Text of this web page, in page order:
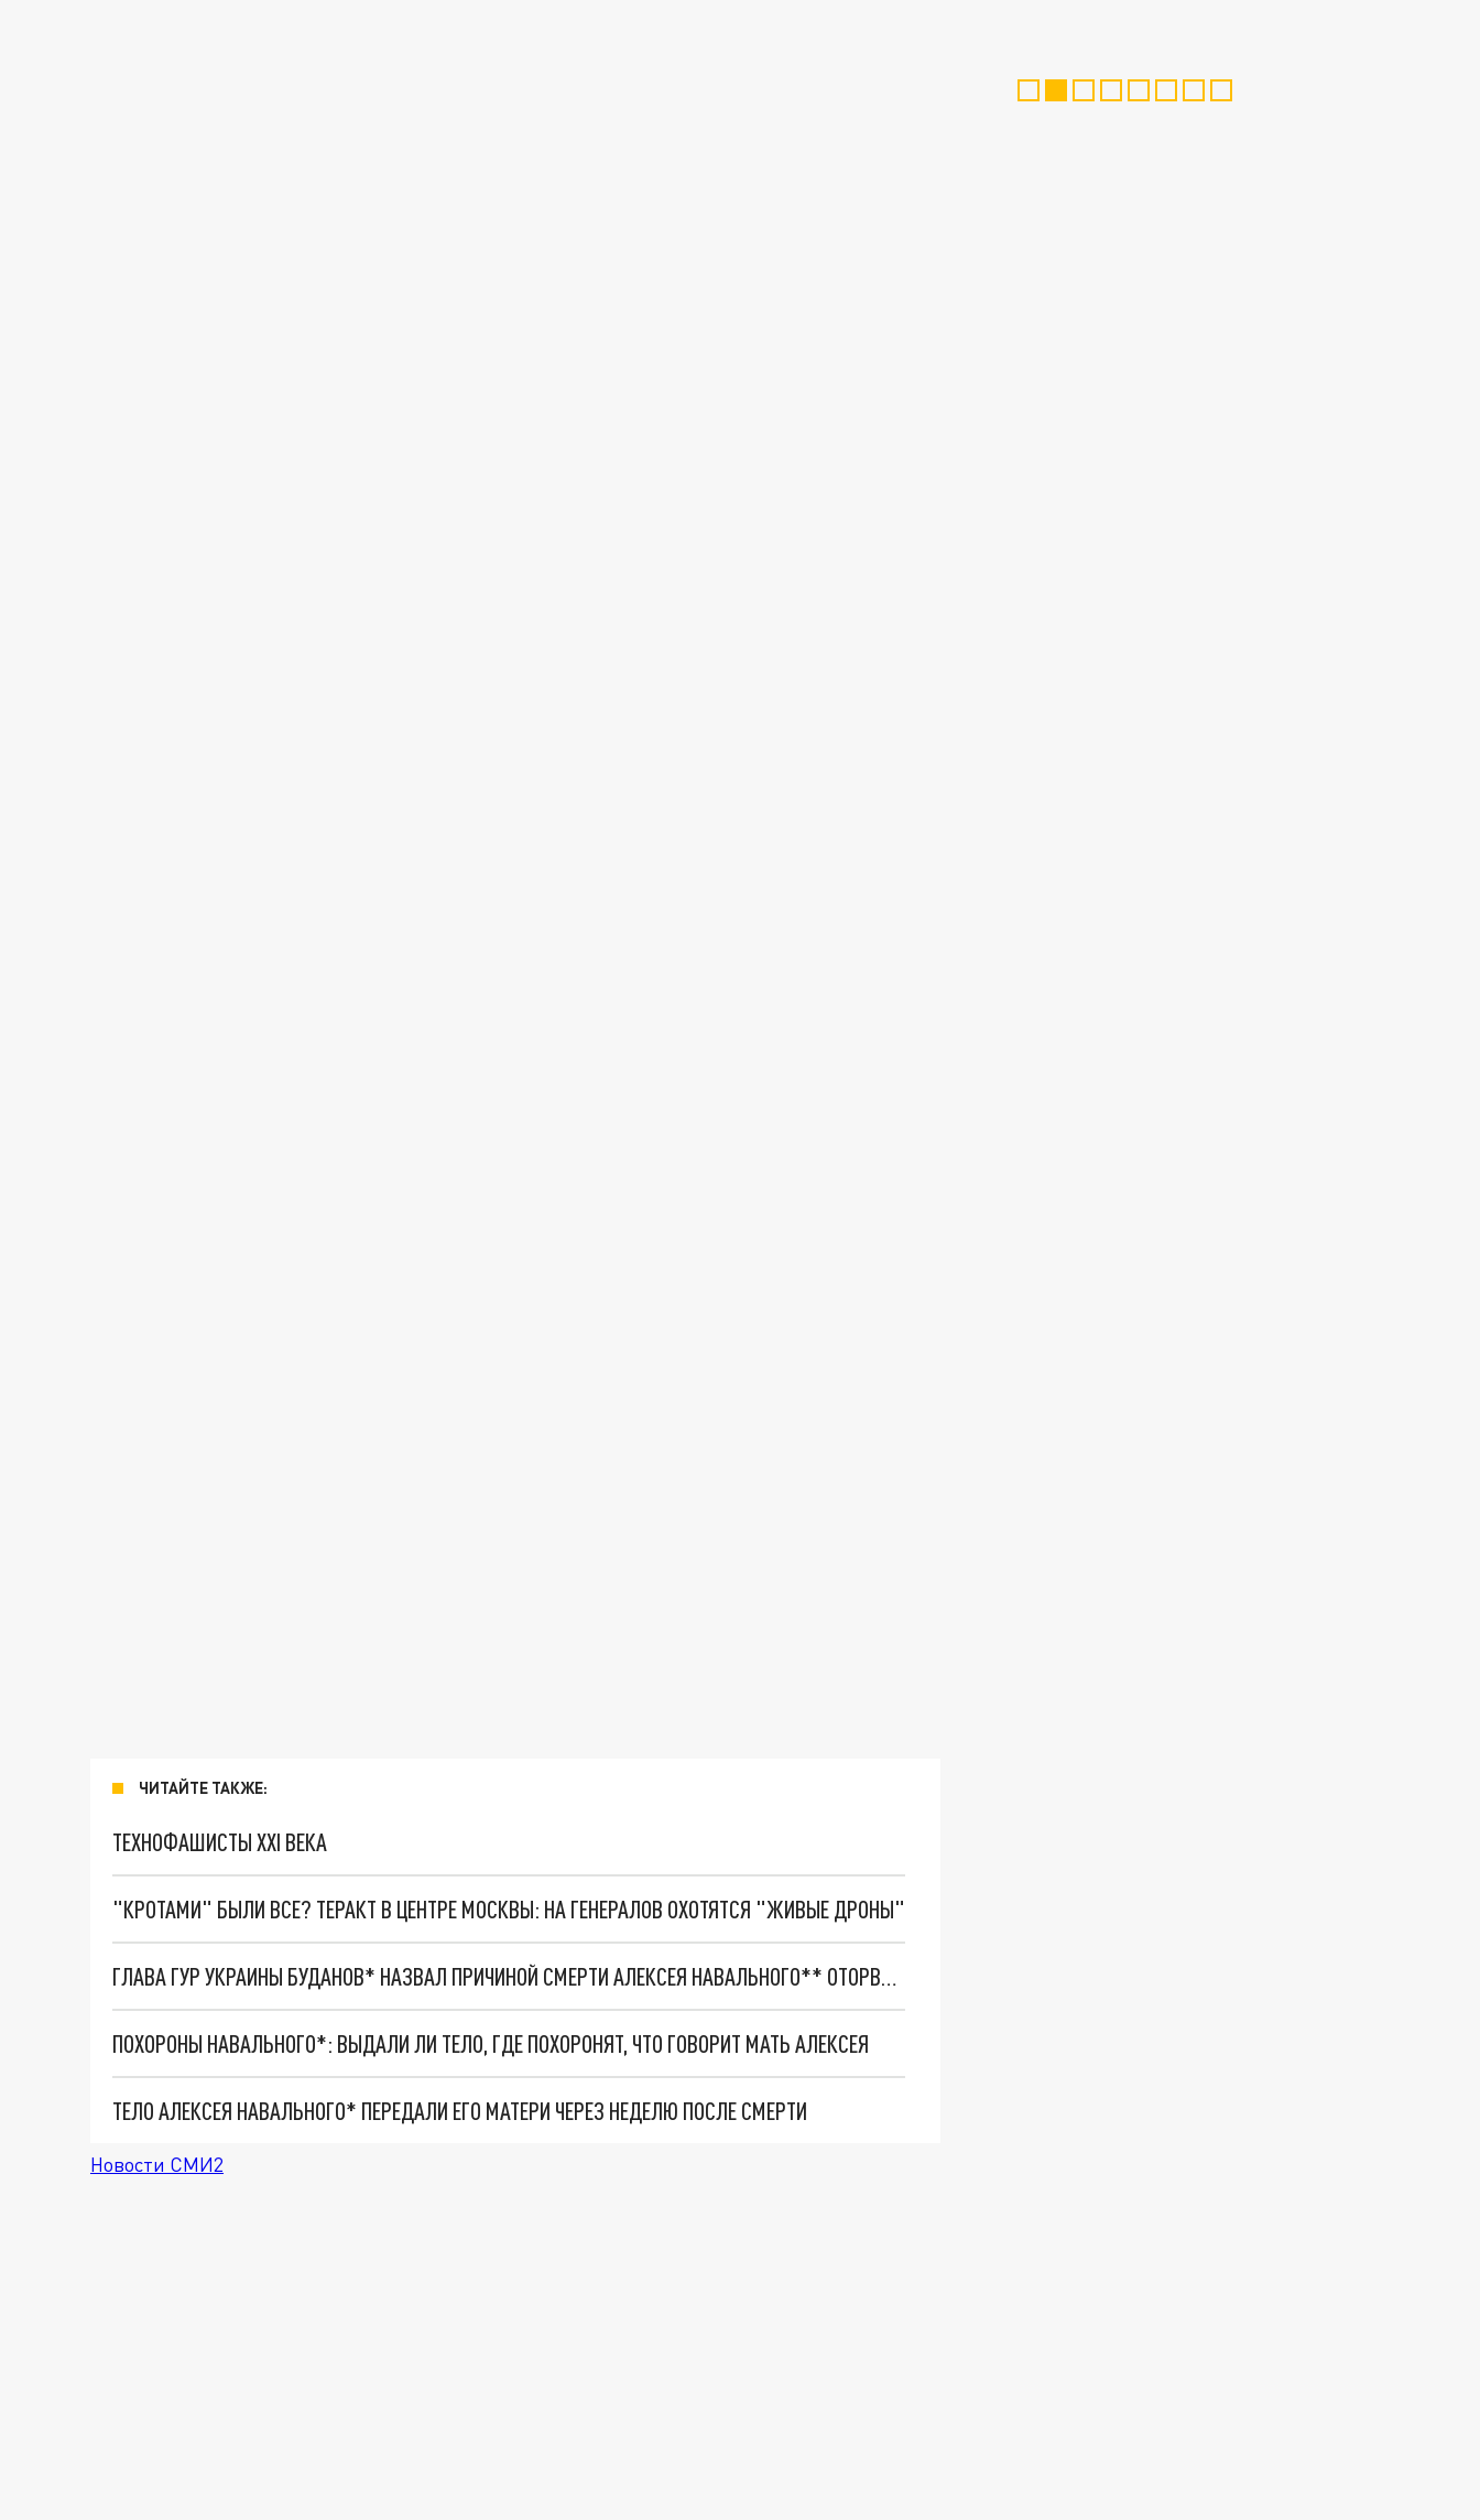
ЧИТАЙТЕ ТАКЖЕ:
ТЕХНОФАШИСТЫ XXI ВЕКА
"КРОТАМИ" БЫЛИ ВСЕ? ТЕРАКТ В ЦЕНТРЕ МОСКВЫ: НА ГЕНЕРАЛОВ ОХОТЯТСЯ "ЖИВЫЕ ДРОНЫ"
ГЛАВА ГУР УКРАИНЫ БУДАНОВ* НАЗВАЛ ПРИЧИНОЙ СМЕРТИ АЛЕКСЕЯ НАВАЛЬНОГО** ОТОРВАВШИЙСЯ ТРОМБ
ПОХОРОНЫ НАВАЛЬНОГО*: ВЫДАЛИ ЛИ ТЕЛО, ГДЕ ПОХОРОНЯТ, ЧТО ГОВОРИТ МАТЬ АЛЕКСЕЯ
ТЕЛО АЛЕКСЕЯ НАВАЛЬНОГО* ПЕРЕДАЛИ ЕГО МАТЕРИ ЧЕРЕЗ НЕДЕЛЮ ПОСЛЕ СМЕРТИ
Новости СМИ2